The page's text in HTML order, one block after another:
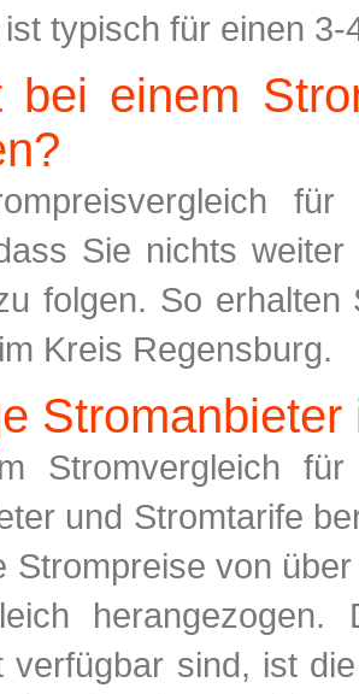
typisch für einen
bei einem
Sie nichts
folgen. So
Kreis Regensburg.
Stromvergleich
und Stromtarife
Strompreise von
verfügbar sind, ist